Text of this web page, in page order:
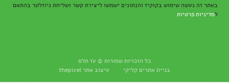
באתר זה נעשה שימוש בקוקיז והנתונים ישמשו ליצירת קשר ושליחת ניוזלטר בהתאם
למדיניות פרטיות
כל הזכויות שמורות © עֹז תלם
בניית אתרים קליקי עיצוב אתר thepixel